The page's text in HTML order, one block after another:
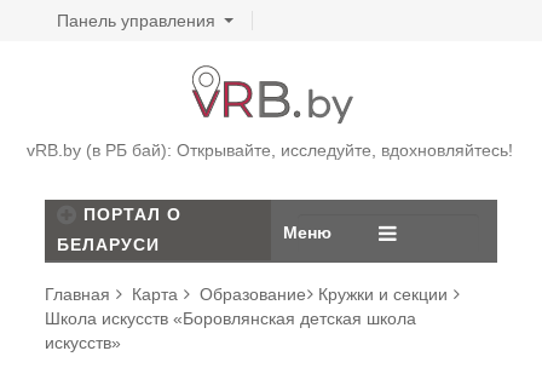
Панель управления
vRB.by (в РБ бай): Открывайте, исследуйте, вдохновляйтесь!
ПОРТАЛ О
БЕЛАРУСИ
Меню
Главная Карта Образование
Кружки и секции
Школа искусств «Боровлянская детская школа
искусств»